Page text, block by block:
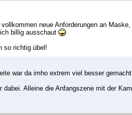
neue Anforderungen an
billig ausschaut
so richtig übel!
war da imho extrem viel besser
Alleine die Anfangszene mit der